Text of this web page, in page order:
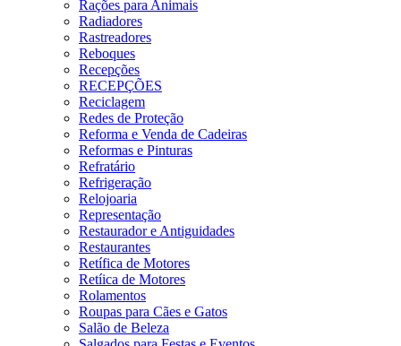
Rações para Animais
Radiadores
Rastreadores
Reboques
Recepções
RECEPÇÕES
Reciclagem
Redes de Proteção
Reforma e Venda de Cadeiras
Reformas e Pinturas
Refratário
Refrigeração
Relojoaria
Representação
Restaurador e Antiguidades
Restaurantes
Retífica de Motores
Retíica de Motores
Rolamentos
Roupas para Cães e Gatos
Salão de Beleza